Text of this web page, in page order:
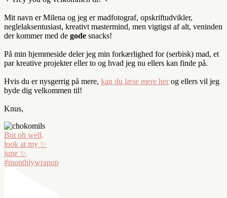
Mit navn er Milena og jeg er madfotograf, opskriftudvikler,
neglelaksentusiast, kreativt mastermind, men vigtigst af alt, veninden
der kommer med de gode snacks!
På min hjemmeside deler jeg min forkærlighed for (serbisk) mad, et
par kreative projekter eller to og hvad jeg nu ellers kan finde på.
Hvis du er nysgerrig på mere, kan du læse mere her og ellers vil jeg
byde dig velkommen til!
Knus,
But oh well,
look at my ✨
june ✨
#monthlywrapup